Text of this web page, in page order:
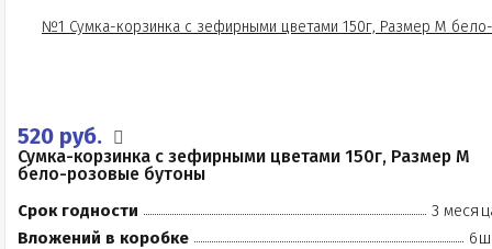
520 руб.
Сумка-корзинка с зефирными цветами 150г, Размер М
бело-розовые бутоны
Срок годности
3
Вложений в коробке